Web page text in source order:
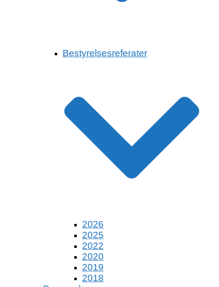
Bestyrelsesreferater
2026
2025
2022
2020
2019
2018